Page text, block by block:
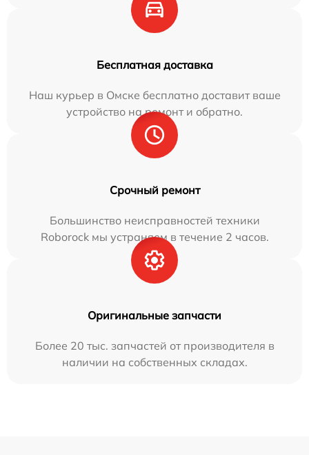
Бесплатная доставка
Наш курьер в Омске бесплатно доставит ваше
устройство на ремонт и обратно.
Срочный ремонт
Большинство неисправностей техники
Roborock мы устраняем в течение 2 часов.
Оригинальные запчасти
Более 20 тыс. запчастей от производителя в
наличии на собственных складах.